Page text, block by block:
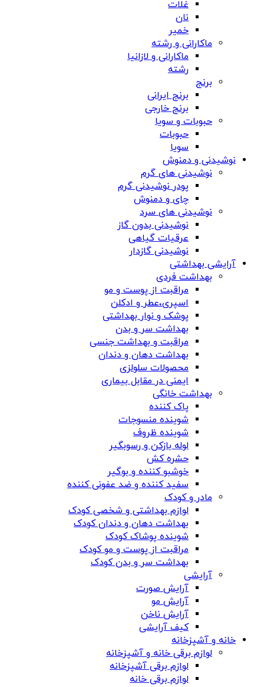
غلات
نان
خمیر
ماکارانی و رشته
ماکارانی و لازانیا
رشته
برنج
برنج ایرانی
برنج خارجی
حبوبات و سویا
حبوبات
سویا
نوشیدنی و دمنوش
نوشیدنی های گرم
پودر نوشیدنی گرم
چای و دمنوش
نوشیدنی های سرد
نوشیدنی بدون گاز
عرقیات گیاهی
نوشیدنی گازدار
آرایشی بهداشتی
بهداشت فردی
مراقبت از پوست و مو
اسپری،عطر و ادکلن
پوشک و نوار بهداشتی
بهداشت سر و بدن
مراقبت و بهداشت جنسی
بهداشت دهان و دندان
محصولات سلولزی
ایمنی در مقابل بیماری
بهداشت خانگی
پاک کننده
شوینده منسوجات
شوینده ظروف
لوله بازکن و رسوبگیر
حشره کش
خوشبو کننده و بوگیر
سفید کننده و ضد عفونی کننده
مادر و کودک
لوازم بهداشتی و شخصی کودک
بهداشت دهان و دندان کودک
شوینده پوشاک کودک
مراقبت از پوست و مو کودک
بهداشت سر و بدن کودک
آرایشی
آرایش صورت
آرایش مو
آرایش ناخن
کیف آرایشی
خانه و آشپزخانه
لوازم برقی خانه و آشپزخانه
لوازم برقی آشپزخانه
لوازم برقی خانه